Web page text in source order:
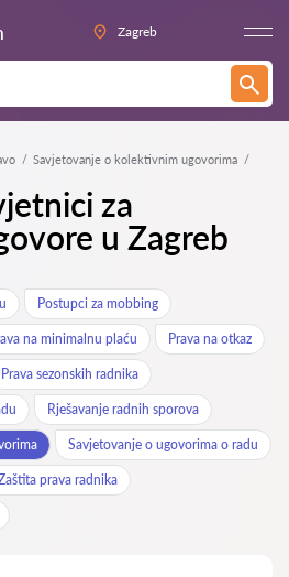
Zagreb
Savjetovanje o kolektivnim ugovorima
za
u Zagreb
Postupci za mobbing
na minimalnu plaću Prava na otkaz
Prava sezonskih radnika
Rješavanje radnih sporova
Savjetovanje o ugovorima o radu
prava radnika